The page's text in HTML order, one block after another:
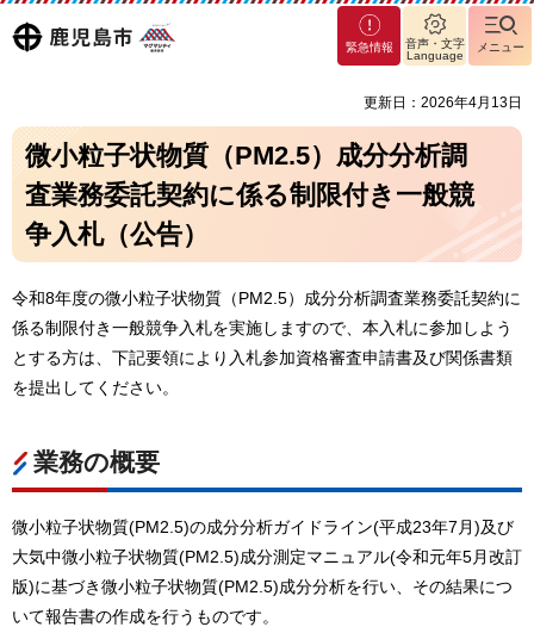
鹿児島
マグ
マシ
緊急情報
音声・文字
Language
メニュー
更新日：2026年4月13日
微小粒子状物質（PM2.5）成分分析調
査業務委託契約に係る制限付き一般競
争入札（公告）
令和8年度の微小粒子状物質（PM2.5）成分分析調査業務委託契約に
係る制限付き一般競争入札を実施しますので、本入札に参加しよう
とする方は、下記要領により入札参加資格審査申請書及び関係書類
を提出してください。
業務の概要
微小粒子状物質(PM2.5)の成分分析ガイドライン(平成23年7月)及び
大気中微小粒子状物質(PM2.5)成分測定マニュアル(令和元年5月改訂
版)に基づき微小粒子状物質(PM2.5)成分分析を行い、その結果につ
いて報告書の作成を行うものです。